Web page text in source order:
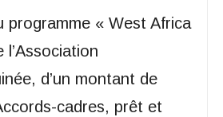
« West Africa
d’un montant de
cadres, prêt et